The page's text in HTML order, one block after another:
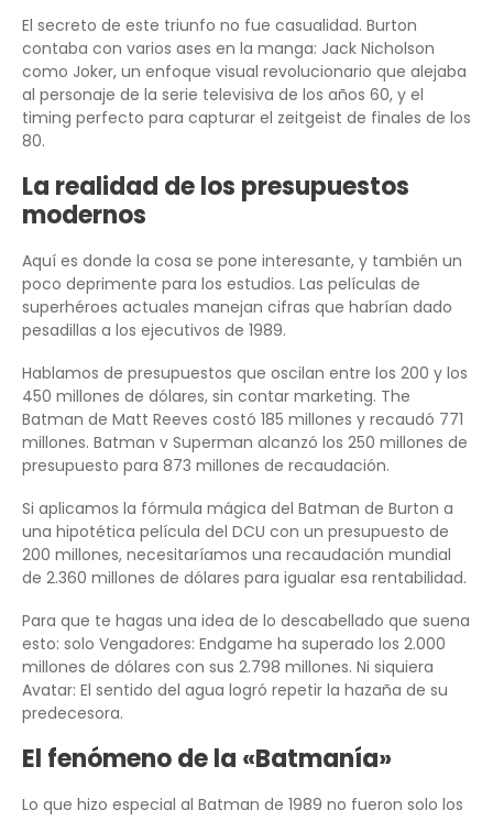
El secreto de este triunfo no fue casualidad. Burton
contaba con varios ases en la manga: Jack Nicholson
como Joker, un enfoque visual revolucionario que alejaba
al personaje de la serie televisiva de los años 60, y el
timing perfecto para capturar el zeitgeist de finales de los
80.
La realidad de los presupuestos
modernos
Aquí es donde la cosa se pone interesante, y también un
poco deprimente para los estudios. Las películas de
superhéroes actuales manejan cifras que habrían dado
pesadillas a los ejecutivos de 1989.
Hablamos de presupuestos que oscilan entre los 200 y los
450 millones de dólares, sin contar marketing. The
Batman de Matt Reeves costó 185 millones y recaudó 771
millones. Batman v Superman alcanzó los 250 millones de
presupuesto para 873 millones de recaudación.
Si aplicamos la fórmula mágica del Batman de Burton a
una hipotética película del DCU con un presupuesto de
200 millones, necesitaríamos una recaudación mundial
de 2.360 millones de dólares para igualar esa rentabilidad.
Para que te hagas una idea de lo descabellado que suena
esto: solo Vengadores: Endgame ha superado los 2.000
millones de dólares con sus 2.798 millones. Ni siquiera
Avatar: El sentido del agua logró repetir la hazaña de su
predecesora.
El fenómeno de la «Batmanía»
Lo que hizo especial al Batman de 1989 no fueron solo los